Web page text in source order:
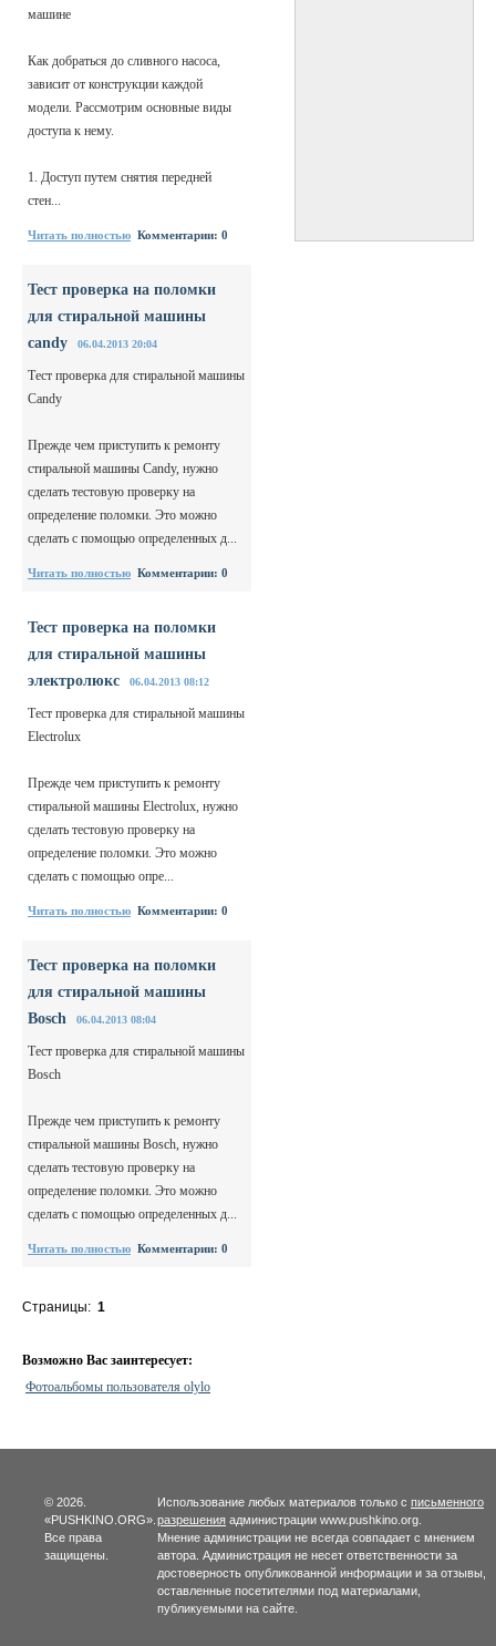
машине
Как добраться до сливного насоса,
зависит от конструкции каждой
модели. Рассмотрим основные виды
доступа к нему.
1. Доступ путем снятия передней
стен...
Читать полностью Комментарии: 0
Тест проверка на поломки
для стиральной машины
candy 06.04.2013 20:04
Тест проверка для стиральной машины
Candy
Прежде чем приступить к ремонту
стиральной машины Candy, нужно
сделать тестовую проверку на
определение поломки. Это можно
сделать с помощью определенных д...
Читать полностью Комментарии: 0
Тест проверка на поломки
для стиральной машины
электролюкс 06.04.2013 08:12
Тест проверка для стиральной машины
Electrolux
Прежде чем приступить к ремонту
стиральной машины Electrolux, нужно
сделать тестовую проверку на
определение поломки. Это можно
сделать с помощью опре...
Читать полностью Комментарии: 0
Тест проверка на поломки
для стиральной машины
Bosch 06.04.2013 08:04
Тест проверка для стиральной машины
Bosch
Прежде чем приступить к ремонту
стиральной машины Bosch, нужно
сделать тестовую проверку на
определение поломки. Это можно
сделать с помощью определенных д...
Читать полностью Комментарии: 0
Страницы: 1
Возможно Вас заинтересует:
Фотоальбомы пользователя olylo
© 2026.
«PUSHKINO.ORG».
Все права
защищены.
Использование любых материалов только с письменного
разрешения администрации www.pushkino.org.
Мнение администрации не всегда совпадает с мнением
автора. Администрация не несет ответственности за
достоверность опубликованной информации и за отзывы,
оставленные посетителями под материалами,
публикуемыми на сайте.